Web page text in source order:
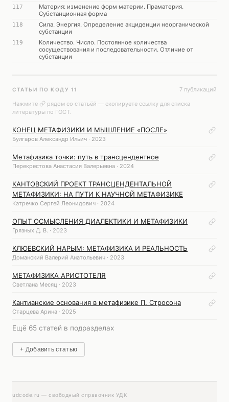
117
Материя: изменение форм материи. Праматерия.
Субстанционная форма
118
Сила. Энергия. Определение акциденции неорганической
субстанции
119
Количество. Число. Постоянное количества
сосуществования и последовательности. Отличие от
субстанции
СТАТЬИ ПО КОДУ 11
7 публикаций
Нажмите
рядом со статьёй — скопируете ссылку для списка
литературы по ГОСТ.
КОНЕЦ МЕТАФИЗИКИ И МЫШЛЕНИЕ «ПОСЛЕ»
Булгаров Александр Ильич · 2023
Метафизика точки: путь в трансцендентное
Перекрестова Анастасия Валерьевна · 2024
КАНТОВСКИЙ ПРОЕКТ ТРАНСЦЕНДЕНТАЛЬНОЙ
МЕТАФИЗИКИ: НА ПУТИ К НАУЧНОЙ МЕТАФИЗИКЕ
Катречко Сергей Леонидович · 2024
ОПЫТ ОСМЫСЛЕНИЯ ДИАЛЕКТИКИ И МЕТАФИЗИКИ
Грязных Д. В. · 2023
КЛЮЕВСКИЙ НАРЫМ: МЕТАФИЗИКА И РЕАЛЬНОСТЬ
Доманский Валерий Анатольевич · 2023
МЕТАФИЗИКА АРИСТОТЕЛЯ
Светлана Месяц · 2023
Кантианские основания в метафизике П. Стросона
Старцева Арина · 2025
Ещё 65 статей в подразделах
+ Добавить статью
udcode.ru — свободный справочник УДК